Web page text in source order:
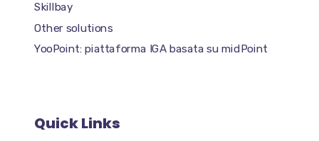
Skillbay
Other solutions
YooPoint: piattaforma IGA basata su midPoint
Quick Links